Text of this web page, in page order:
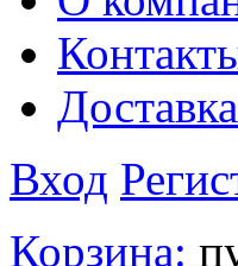
Вход
Корзина: